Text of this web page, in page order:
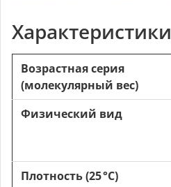
Характеристики
Возрастная серия
(молекулярный вес)
Физический вид
Плотность (25 °C)